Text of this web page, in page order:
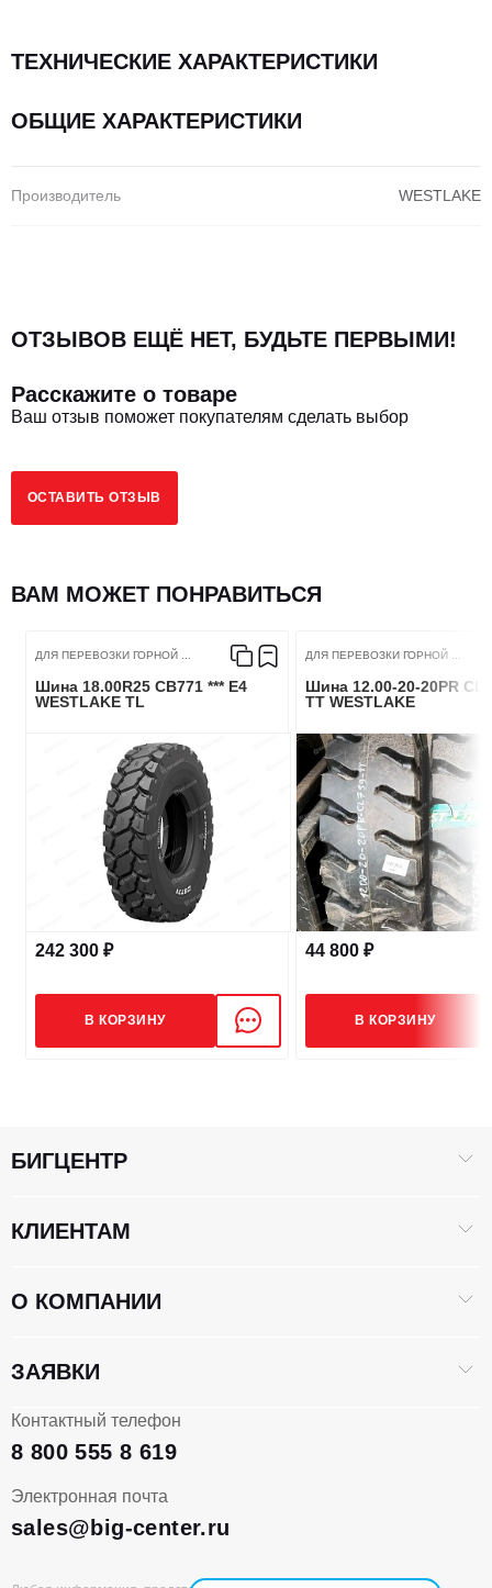
ТЕХНИЧЕСКИЕ ХАРАКТЕРИСТИКИ
ОБЩИЕ ХАРАКТЕРИСТИКИ
Производитель WESTLAKE
ОТЗЫВОВ ЕЩЁ НЕТ, БУДЬТЕ ПЕРВЫМИ!
Расскажите о товаре
Ваш отзыв поможет покупателям сделать выбор
ОСТАВИТЬ ОТЗЫВ
ВАМ МОЖЕТ ПОНРАВИТЬСЯ
ДЛЯ ПЕРЕВОЗКИ ГОРНОЙ ...
Шина 18.00R25 CB771 *** E4
WESTLAKE TL
242 300 ₽
В КОРЗИНУ
ДЛЯ ПЕРЕВОЗКИ ГОРНОЙ ...
Шина 12.00-20-20PR
TT WESTLAKE
44 800 ₽
В КОРЗИНУ
Контактный телефон
8 800 555 8 619
Электронная почта
sales@big-center.ru
БИГЦЕНТР
КЛИЕНТАМ
О КОМПАНИИ
ЗАЯВКИ